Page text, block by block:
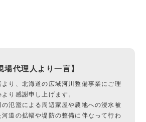
場代理人より一言】
り、北海道の広域河川整備事業にご理
り感謝申し上げます。
氾濫による周辺家屋や農地への浸水被
道の拡幅や堤防の整備に伴なって行わ